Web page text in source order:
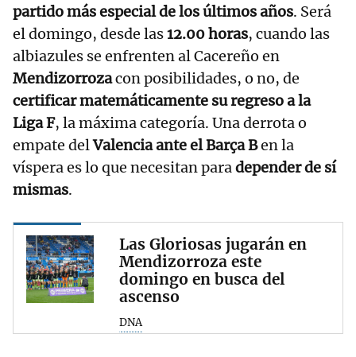
partido más especial de los últimos años. Será
el domingo, desde las12.00 horas, cuando las
albiazules se enfrenten al Cacereño en
Mendizorrozacon posibilidades, o no, de
certificar matemáticamente su regreso a la
Liga F, la máxima categoría. Una derrota o
empate delValencia ante el Barça Ben la
víspera es lo que necesitan paradepender de sí
mismas.
Las Gloriosas jugarán en
Mendizorroza este
domingo en busca del
ascenso
DNA